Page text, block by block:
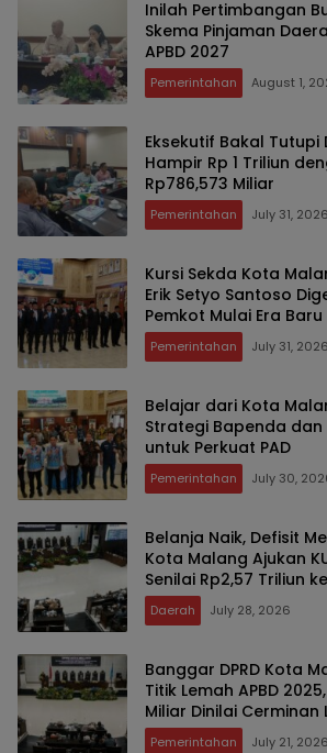
Inilah Pertimbangan
Skema Pinjaman
APBD 2027
Pemerintahan August 1,
Eksekutif Bakal Tutupi
Hampir Rp 1 Triliun
Rp786,573 Miliar
Pemerintahan July 31, 2026
Kursi Sekda Kota
Erik Setyo Santoso
Pemkot Mulai Era
Talenta
Pemerintahan July 31, 2026
Belajar dari Kota
Strategi Bapenda
untuk Perkuat PAD
Pemerintahan July 30,
Belanja Naik, Defisit
Kota Malang Ajukan
Senilai Rp2,57 Triliun ke
Daerah July 28, 2026
Banggar DPRD Kota
Titik Lemah APBD
Miliar Dinilai Cerminan
Perencanaan dan
Pemerintahan July 21, 2026